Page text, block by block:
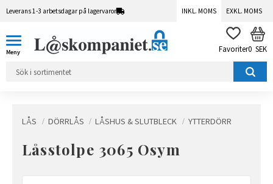
Leverans 1-3 arbetsdagar på lagervaror INKL. MOMS EXKL. MOMS
FAVORITER
0 SEK
LÅS DÖRRLÅS LÅSHUS & SLUTBLECK YTTERDÖRR
Låsstolpe 3065 Osym